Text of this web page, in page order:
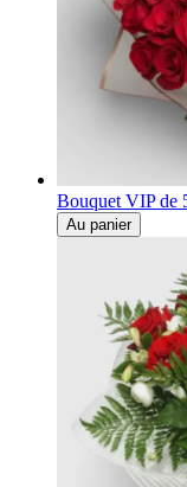
Bouquet VIP de
Au panier